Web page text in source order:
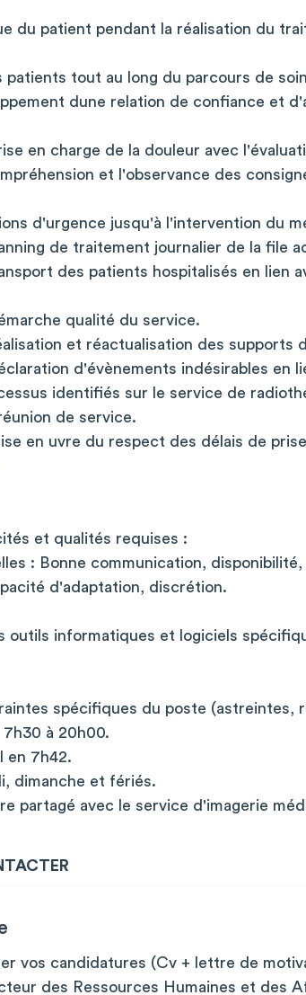
du patient pendant la réalisation du
patients tout au long du parcours de
dune relation de confiance et
en charge de la douleur avec
et l'observance des
d'urgence jusqu'à l'intervention du
de traitement journalier de la file
des patients hospitalisés en lien
qualité du service.
et réactualisation des supports
d'évènements indésirables en
identifiés sur le service de
de service.
en uvre du respect des délais de
et qualités requises :
: Bonne communication,
d'adaptation, discrétion.
outils informatiques et logiciels
spécifiques du poste (astreintes,
à 20h00.
en 7h42.
dimanche et fériés.
partagé avec le service d'imagerie
vos candidatures (Cv + lettre de
des Ressources Humaines et des